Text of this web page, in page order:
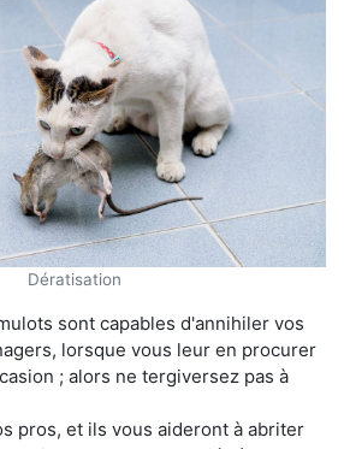
Dératisation
sont capables d'annihiler vos
lorsque vous leur en procurer
; alors ne tergiversez pas à
pros, et ils vous aideront à abriter